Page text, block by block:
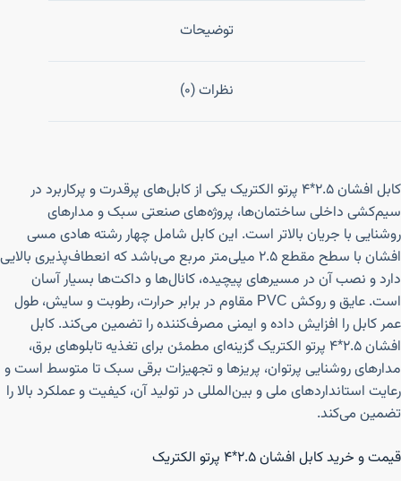
توضیحات
نظرات (0)
کابل افشان ۲.۵*۴ پرتو الکتریک یکی از کابل‌های پرقدرت و پرکاربرد در
سیم‌کشی داخلی ساختمان‌ها، پروژه‌های صنعتی سبک و مدارهای
روشنایی با جریان بالاتر است. این کابل شامل چهار رشته هادی مسی
افشان با سطح مقطع ۲.۵ میلی‌متر مربع می‌باشد که انعطاف‌پذیری بالایی
دارد و نصب آن در مسیرهای پیچیده، کانال‌ها و داکت‌ها بسیار آسان
است. عایق و روکش PVC مقاوم در برابر حرارت، رطوبت و سایش، طول
عمر کابل را افزایش داده و ایمنی مصرف‌کننده را تضمین می‌کند. کابل
افشان ۲.۵*۴ پرتو الکتریک گزینه‌ای مطمئن برای تغذیه تابلوهای برق،
مدارهای روشنایی پرتوان، پریزها و تجهیزات برقی سبک تا متوسط است و
رعایت استانداردهای ملی و بین‌المللی در تولید آن، کیفیت و عملکرد بالا را
تضمین می‌کند.
قیمت و خرید کابل افشان ۲.۵*۴ پرتو الکتریک